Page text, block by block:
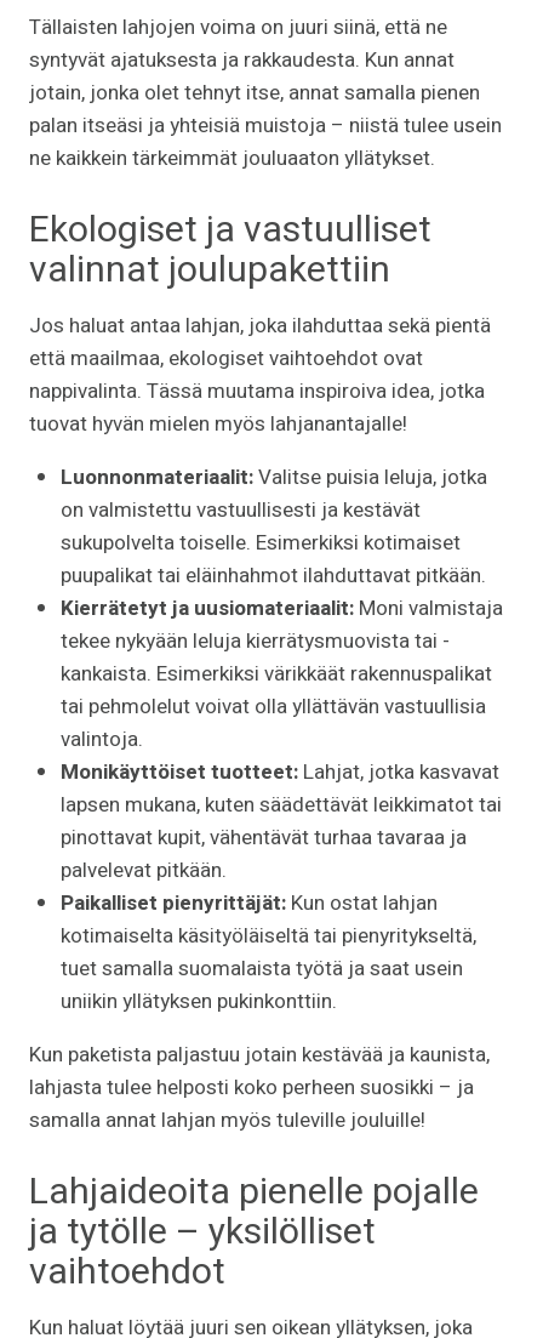
Tällaisten lahjojen voima on juuri siinä, että ne
syntyvät ajatuksesta ja rakkaudesta. Kun annat
jotain, jonka olet tehnyt itse, annat samalla pienen
palan itseäsi ja yhteisiä muistoja – niistä tulee usein
ne kaikkein tärkeimmät jouluaaton yllätykset.
Ekologiset ja vastuulliset
valinnat joulupakettiin
Jos haluat antaa lahjan, joka ilahduttaa sekä pientä
että maailmaa, ekologiset vaihtoehdot ovat
nappivalinta. Tässä muutama inspiroiva idea, jotka
tuovat hyvän mielen myös lahjanantajalle!
Luonnonmateriaalit:Valitse puisia leluja, jotka
on valmistettu vastuullisesti ja kestävät
sukupolvelta toiselle. Esimerkiksi kotimaiset
puupalikat tai eläinhahmot ilahduttavat pitkään.
Kierrätetyt ja uusiomateriaalit:Moni valmistaja
tekee nykyään leluja kierrätysmuovista tai -
kankaista. Esimerkiksi värikkäät rakennuspalikat
tai pehmolelut voivat olla yllättävän vastuullisia
valintoja.
Monikäyttöiset tuotteet:Lahjat, jotka kasvavat
lapsen mukana, kuten säädettävät leikkimatot tai
pinottavat kupit, vähentävät turhaa tavaraa ja
palvelevat pitkään.
Paikalliset pienyrittäjät:Kun ostat lahjan
kotimaiselta käsityöläiseltä tai pienyritykseltä,
tuet samalla suomalaista työtä ja saat usein
uniikin yllätyksen pukinkonttiin.
Kun paketista paljastuu jotain kestävää ja kaunista,
lahjasta tulee helposti koko perheen suosikki – ja
samalla annat lahjan myös tuleville jouluille!
Lahjaideoita pienelle pojalle
ja tytölle – yksilölliset
vaihtoehdot
Kun haluat löytää juuri sen oikean yllätyksen, joka